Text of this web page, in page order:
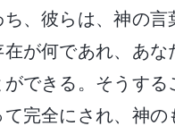
、彼らは、神の
が何であれ、あ
できる。そうす
完全にされ、神